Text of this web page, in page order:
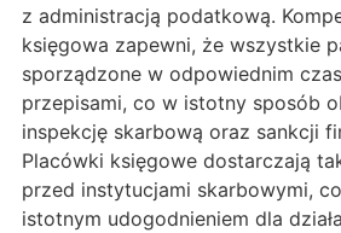
z administracją podatkową.
księgowa zapewni, że wszystkie
sporządzone w odpowiednim
przepisami, co w istotny sposób
inspekcję skarbową oraz sankcji
Placówki księgowe dostarczają
przed instytucjami skarbowymi,
istotnym udogodnieniem dla